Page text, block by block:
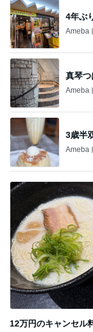
4年ぶ
Ameba
真琴つ
Ameba
3歳半
Ameba
12万円のキャンセル